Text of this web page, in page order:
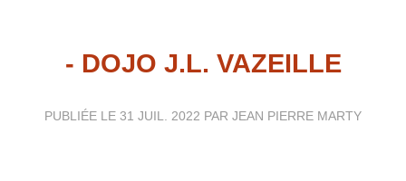
- DOJO J.L. VAZEILLE
PUBLIÉE LE 31 JUIL. 2022 PAR JEAN PIERRE MARTY